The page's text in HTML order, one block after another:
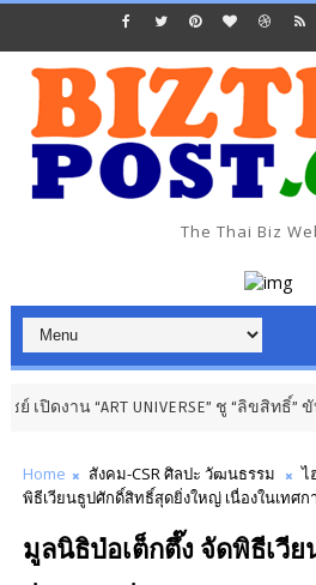
The Thai Biz
UNIVERSE” ชู “ลิขสิทธิ์” ขับเคลื่อนเศร
Home สังคม-CSR ศิลปะ วัฒนธรรม ไ
พิธีเวียนธูปศักดิ์สิทธิ์สุดยิ่งใหญ่ เนื่องในเทศ
มูลนิธิป่อเต็กตึ๊ง จัดพิธีเวี